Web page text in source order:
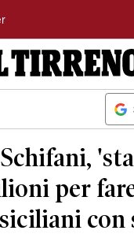
per
con